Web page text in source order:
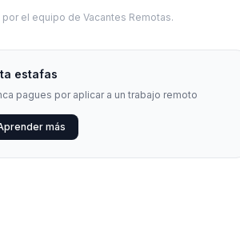
el equipo de Vacantes Remotas.
estafas
pagues por aplicar a un trabajo remoto
más